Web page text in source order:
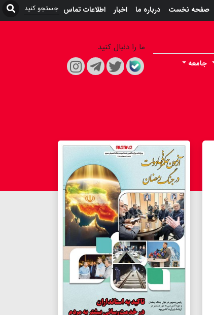
صفحه نخست درباره ما اخبار اطلاعات تماس
جامعه
ما را دنبال کنید